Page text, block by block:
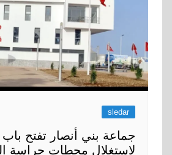
sledar
جماعة بني أنصار تفتح باب
لاستغلال محطات حراسة